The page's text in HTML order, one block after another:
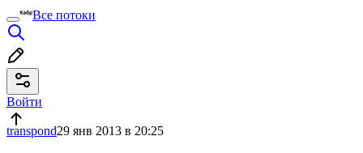
Все потоки
Войти
transpond29 янв 2013 в 20:25